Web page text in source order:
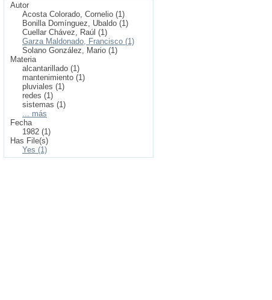
Autor
Acosta Colorado, Cornelio (1)
Bonilla Domínguez, Ubaldo (1)
Cuellar Chávez, Raúl (1)
Garza Maldonado, Francisco (1)
Solano González, Mario (1)
Materia
alcantarillado (1)
mantenimiento (1)
pluviales (1)
redes (1)
sistemas (1)
... más
Fecha
1982 (1)
Has File(s)
Yes (1)